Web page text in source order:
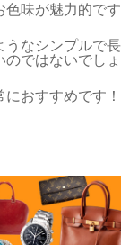
色味が魅力的です
うなシンプルで長
ではないでしょ
おすすめです！